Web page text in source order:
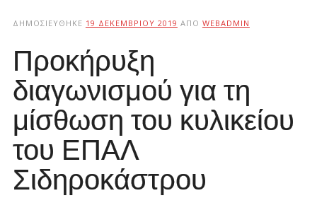
ΔΗΜΟΣΙΕΎΘΗΚΕ 19 ΔΕΚΕΜΒΡΊΟΥ 2019 ΑΠΌ WEBADMIN
Προκήρυξη
διαγωνισμού για τη
μίσθωση του κυλικείου
του ΕΠΑΛ
Σιδηροκάστρου